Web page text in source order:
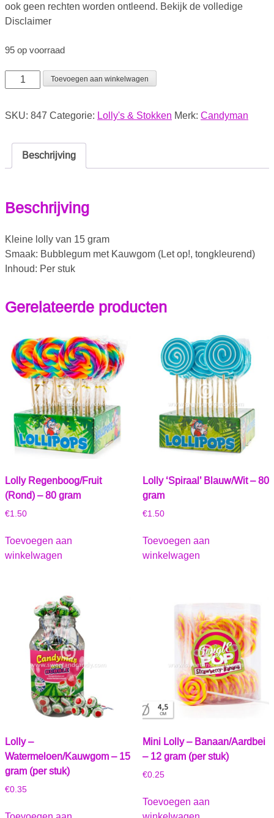
ook geen rechten worden ontleend. Bekijk de volledige
Disclaimer
95 op voorraad
Toevoegen aan winkelwagen
SKU: 847 Categorie: Lolly's & Stokken Merk: Candyman
Beschrijving
Beschrijving
Kleine lolly van 15 gram
Smaak: Bubblegum met Kauwgom (Let op!, tongkleurend)
Inhoud: Per stuk
Gerelateerde producten
Lolly Regenboog/Fruit
(Rond) – 80 gram
€1.50
Toevoegen aan
winkelwagen
Lolly ‘Spiraal’ Blauw/Wit – 80
gram
€1.50
Toevoegen aan
winkelwagen
Lolly –
Watermeloen/Kauwgom – 15
gram (per stuk)
€0.35
Mini Lolly – Banaan/Aardbei
– 12 gram (per stuk)
€0.25
Toevoegen aan